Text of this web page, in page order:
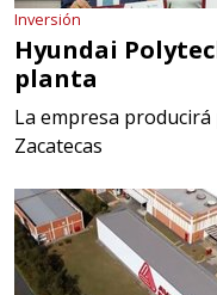
Inversión
Hyundai
planta
La empresa producirá
Zacatecas